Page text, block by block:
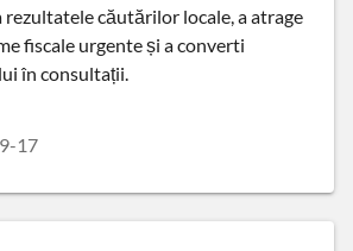
rezultatele căutărilor locale, a atrage
fiscale urgente și a converti
în consultații.
17